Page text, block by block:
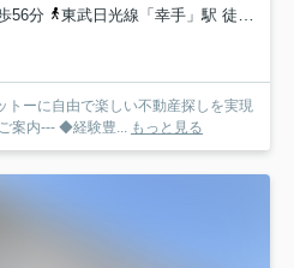
56分
東武日光線「幸手」駅 徒歩57分
トーに自由で楽しい不動産探しを実現
案内--- ◆経験豊... もっと見る